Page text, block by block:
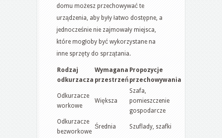
domu możesz przechowywać te
urządzenia, aby były łatwo dostępne, a
jednocześnie nie zajmowały miejsca,
które mogłoby być wykorzystane na
inne sprzęty do sprzątania.
Rodzaj
odkurzacza
Wymagana
przestrzeń
Propozycje
przechowywania
Odkurzacze
workowe
Większa
Szafa,
pomieszczenie
gospodarcze
Odkurzacze
bezworkowe
Średnia Szuflady, szafki